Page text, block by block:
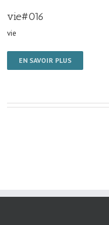
vie#016
vie
EN SAVOIR PLUS